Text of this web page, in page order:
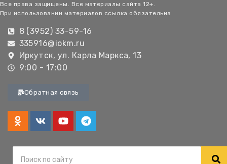
Все права защищены. Все материалы сайта 12+.
При использовании материалов ссылка обязательна
8 (3952) 33-59-16
335916@iokm.ru
Иркутск, ул. Карла Маркса, 13
9:00 - 17:00
Обратная связь